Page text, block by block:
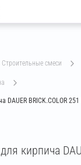
строительные смеси
BRICK.COLOR
кирпича